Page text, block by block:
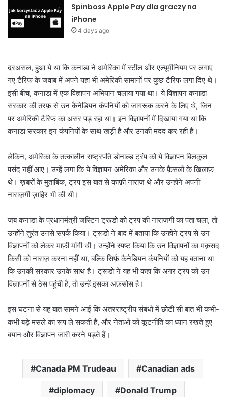
Spinboss Apple Pay dla graczy na
iPhone
4 days ago
दरअसल, हुआ ये था कि कनाडा ने अमेरिका में स्टील और एल्यूमीनियम पर लगाए
गए टैरिफ के जवाब में अपने यहां भी अमेरिकी सामानों पर कुछ टैरिफ लगा दिए थे।
इसी बीच, कनाडा में एक विज्ञापन अभियान चलाया गया था। ये विज्ञापन कनाडा
सरकार की तरफ़ से उन कैनेडियन कंपनियों को जागरूक करने के लिए थे, जिन
पर अमेरिकी टैरिफ का असर पड़ रहा था। इन विज्ञापनों में दिखाया गया था कि
कनाडा सरकार इन कंपनियों के साथ खड़ी है और उनकी मदद कर रही है।
लेकिन, अमेरिका के तत्कालीन राष्ट्रपति डोनाल्ड ट्रंप को ये विज्ञापन बिलकुल
पसंद नहीं आए। उन्हें लगा कि ये विज्ञापन अमेरिका और उनके फ़ैसलों के ख़िलाफ़
थे। ख़बरों के मुताबिक, ट्रंप इस बात से काफ़ी नाराज़ थे और उन्होंने अपनी
नाराज़गी ज़ाहिर भी की थी।
जब कनाडा के प्रधानमंत्री जस्टिन ट्रूडो को ट्रंप की नाराज़गी का पता चला, तो
उन्होंने तुरंत उनसे संपर्क किया। ट्रूडो ने बाद में बताया कि उन्होंने ट्रंप से उन
विज्ञापनों को लेकर माफ़ी मांगी थी। उन्होंने स्पष्ट किया कि उन विज्ञापनों का मक़सद
किसी को नाराज़ करना नहीं था, बल्कि सिर्फ़ कैनेडियन कंपनियों को यह बताना था
कि उनकी सरकार उनके साथ है। ट्रूडो ने यह भी कहा कि अगर ट्रंप को उन
विज्ञापनों से ठेस पहुंची है, तो उन्हें इसका अफ़सोस है।
इस घटना से यह बात सामने आई कि अंतरराष्ट्रीय संबंधों में छोटी सी बात भी कभी-
कभी बड़े मसले का रूप ले सकती है, और नेताओं को कूटनीति का ध्यान रखते हुए
बयान और विज्ञापन जारी करने पड़ते हैं।
Canada PM Trudeau Canadian ads
diplomacy Donald Trump